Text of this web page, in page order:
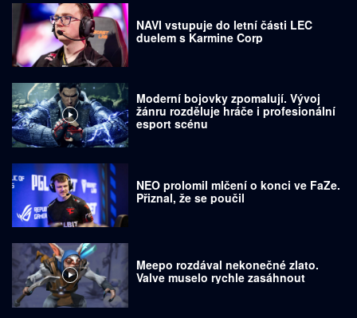
NAVI vstupuje do letní části LEC
duelem s Karmine Corp
Moderní bojovky zpomalují. Vývoj
žánru rozděluje hráče i profesionální
esport scénu
NEO prolomil mlčení o konci ve FaZe.
Přiznal, že se poučil
Meepo rozdával nekonečné zlato.
Valve muselo rychle zasáhnout